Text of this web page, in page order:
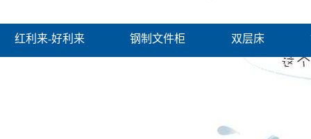
红利来-好利来 钢制文件柜 双层床
资讯中心